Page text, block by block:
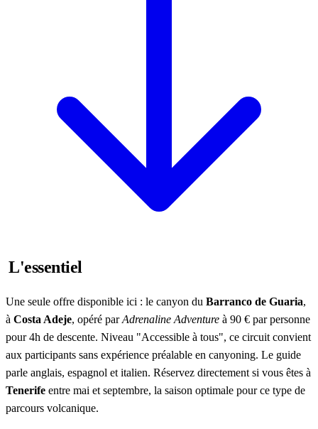
L'essentiel
Une seule offre disponible ici : le canyon du Barranco de Guaria,
à Costa Adeje, opéré parAdrenaline Adventure à 90 € par personne
pour 4h de descente. Niveau "Accessible à tous", ce circuit convient
aux participants sans expérience préalable en canyoning. Le guide
parle anglais, espagnol et italien. Réservez directement si vous êtes à
Tenerife entre mai et septembre, la saison optimale pour ce type de
parcours volcanique.